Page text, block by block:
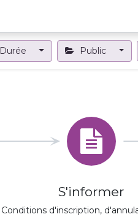
Durée Public
S'informer
Conditions d'inscription,